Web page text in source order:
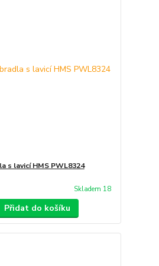
s lavicí HMS PWL8324
Skladem 18
Přidat do košíku